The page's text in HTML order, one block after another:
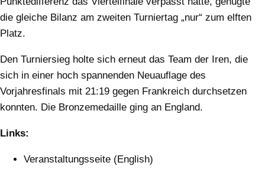
die gleiche Bilanz am zweiten Turniertag „nur“ zum elften
Platz.
Den Turniersieg holte sich erneut das Team der Iren, die
sich in einer hoch spannenden Neuauflage des
Vorjahresfinals mit 21:19 gegen Frankreich durchsetzen
konnten. Die Bronzemedaille ging an England.
Links:
Veranstaltungsseite (English)